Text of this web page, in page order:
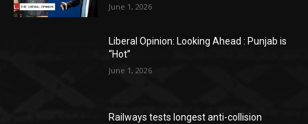
June 1, 2026
Liberal Opinion: Looking Ahead : Punjab is
“Hot”
June 1, 2026
Railways tests longest anti-collision